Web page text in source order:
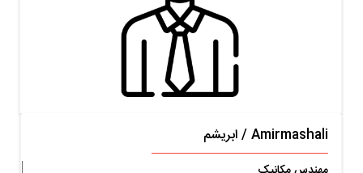
Amirmashali
/ابریشم